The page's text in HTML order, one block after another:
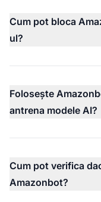
Cum pot bloca
ul?
Folosește
antrena modele AI?
Cum pot verifica
Amazonbot?